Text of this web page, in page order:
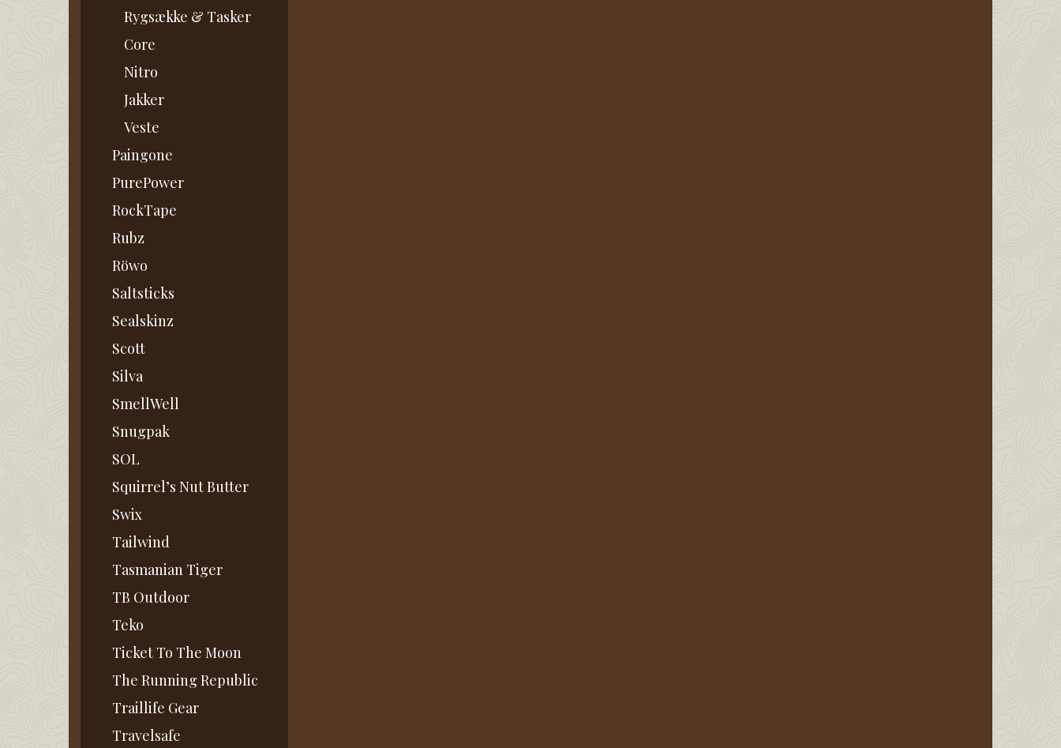
Rygsække & Tasker
Core
Nitro
Jakker
Veste
Paingone
PurePower
RockTape
Rubz
Röwo
Saltsticks
Sealskinz
Scott
Silva
SmellWell
Snugpak
SOL
Squirrel’s Nut Butter
Swix
Tailwind
Tasmanian Tiger
TB Outdoor
Teko
Ticket To The Moon
The Running Republic
Traillife Gear
Travelsafe